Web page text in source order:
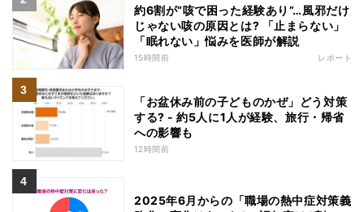
約6割が“咳で困った経験あり”…風邪だけ
じゃない咳の原因とは? 「止まらない」
「眠れない」悩みを医師が解説
15時間前 レポート
「お盆休み前の子どものかぜ」どう対策
する? - 約5人に1人が経験、旅行・帰省
への影響も
12時間前
2025年6月からの「職場の熱中症対策義